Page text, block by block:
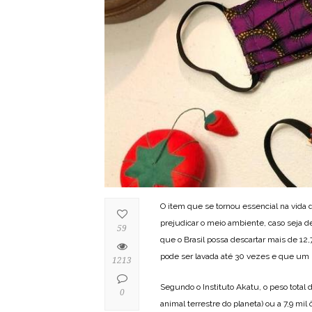
O item que se tornou essencial na vida
prejudicar o meio ambiente, caso seja
que o Brasil possa descartar mais de
pode ser lavada até 30 vezes e que
Segundo o Instituto Akatu, o peso total
animal terrestre do planeta) ou a 7,9
59
1213
0